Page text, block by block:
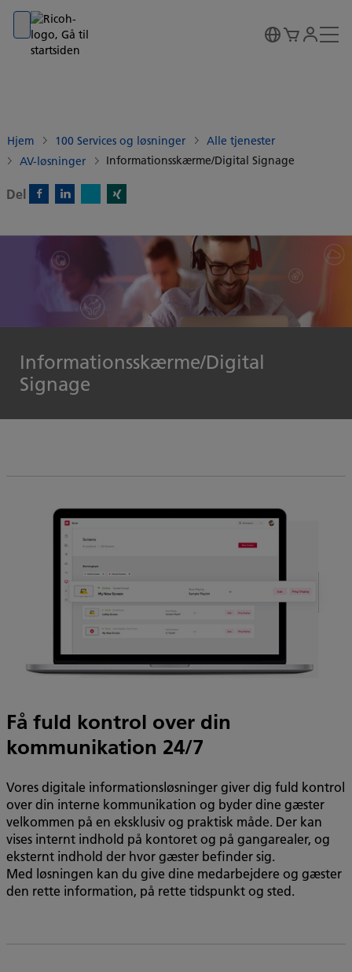
Go to banner
Go to content
Go to footer
Hjem 100 Services og løsninger
Alle tjenester
AV-løsninger
Informationsskærme/Digital Signage
Del
Informationsskærme/Digital
Signage
Få fuld kontrol over din
kommunikation 24/7
Vores digitale informationsløsninger giver dig fuld kontrol
over din interne kommunikation og byder dine gæster
velkommen på en eksklusiv og praktisk måde. Der kan
vises internt indhold på kontoret og på gangarealer, og
eksternt indhold der hvor gæster befinder sig.
Med løsningen kan du give dine medarbejdere og gæster
den rette information, på rette tidspunkt og sted.